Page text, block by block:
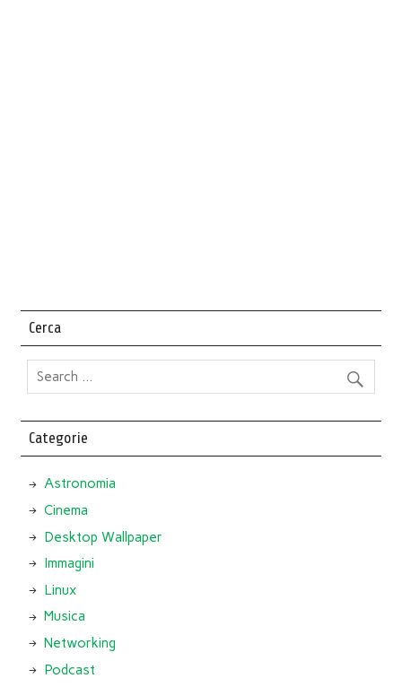
Cerca
Categorie
Astronomia
Cinema
Desktop Wallpaper
Immagini
Linux
Musica
Networking
Podcast